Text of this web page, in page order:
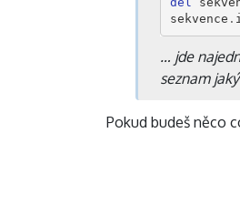
sekvence .
… jde
seznam
Pokud budeš něco